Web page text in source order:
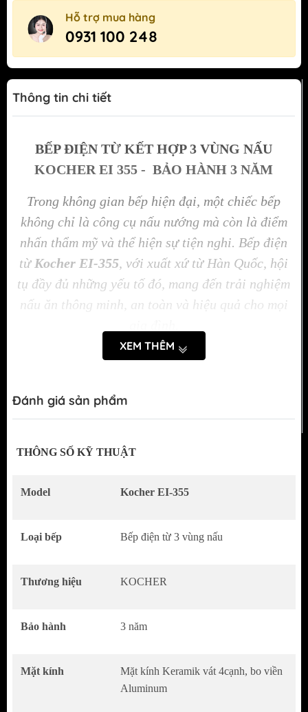
Hỗ trợ mua hàng
0931 100 248
Thông tin chi tiết
BẾP ĐIỆN TỪ KẾT HỢP 3 VÙNG NẤU
KOCHER EI 355 - BẢO HÀNH 3 NĂM
Trong không gian bếp hiện đại, một chiếc bếp
không chỉ là công cụ nấu nướng mà còn là điểm
nhấn thẩm mỹ và thể hiện sự tiện nghi. Bếp điện
từ Kocher EI-355, với xuất xứ từ Hàn Quốc, hội
tụ đầy đủ những yếu tố đó, mang đến trải nghiệm
nấu ăn thông minh, an toàn và hiệu quả cho mọi
Mặt kính Keramik vát 4 cạnh, bo viên
XEM THÊM
Đánh giá sản phẩm
THÔNG SỐ KỸ THUẬT
Model Kocher EI-355
Loại bếp Bếp điện từ 3 vùng nấu
Thương hiệu KOCHER
Bảo hành 3 năm
Mặt kính
Mặt kính Keramik vát 4cạnh, bo viền
Aluminum